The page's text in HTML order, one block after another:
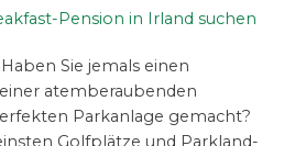
Pension in Irland suchen
Sie jemals einen
atemberaubenden
Parkanlage gemacht?
Golfplätze und Parkland-